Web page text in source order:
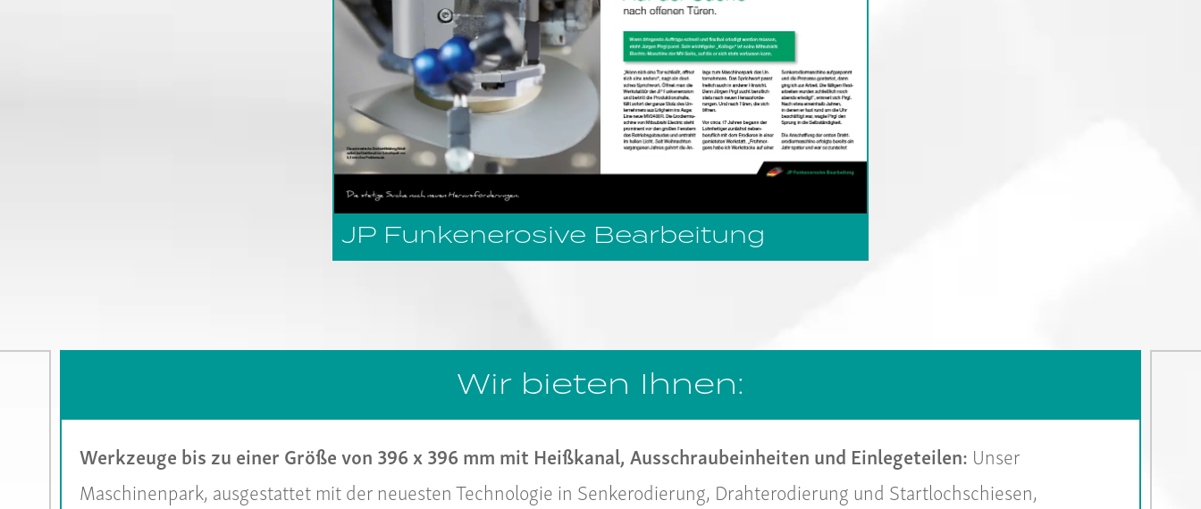
JP Funkenerosive Bearbeitung
Wir bieten Ihnen:
Werkzeuge bis zu einer Größe von 396 x 396 mm mit Heißkanal, Ausschraubeinheiten und Einlegeteilen: Unser
Maschinenpark, ausgestattet mit der neuesten Technologie in Senkerodierung, Drahterodierung und Startlochschiesen,